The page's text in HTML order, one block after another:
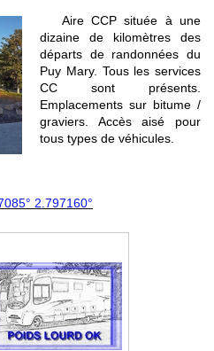
Aire CCP située à une
dizaine de kilomètres des
départs de randonnées du
Puy Mary. Tous les services
CC sont présents.
Emplacements sur bitume /
graviers. Accès aisé pour
tous types de véhicules.
2.797160°